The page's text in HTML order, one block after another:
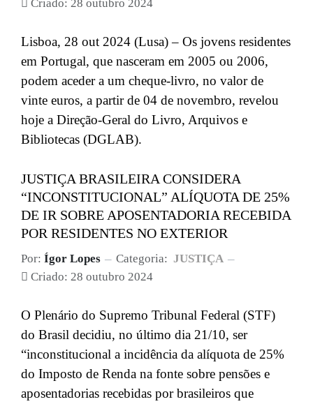
Criado: 28 outubro 2024
Lisboa, 28 out 2024 (Lusa) – Os jovens residentes
em Portugal, que nasceram em 2005 ou 2006,
podem aceder a um cheque-livro, no valor de
vinte euros, a partir de 04 de novembro, revelou
hoje a Direção-Geral do Livro, Arquivos e
Bibliotecas (DGLAB).
JUSTIÇA BRASILEIRA CONSIDERA
“INCONSTITUCIONAL” ALÍQUOTA DE 25%
DE IR SOBRE APOSENTADORIA RECEBIDA
POR RESIDENTES NO EXTERIOR
Por: Ígor Lopes Categoria: JUSTIÇA
Criado: 28 outubro 2024
O Plenário do Supremo Tribunal Federal (STF)
do Brasil decidiu, no último dia 21/10, ser
“inconstitucional a incidência da alíquota de 25%
do Imposto de Renda na fonte sobre pensões e
aposentadorias recebidas por brasileiros que